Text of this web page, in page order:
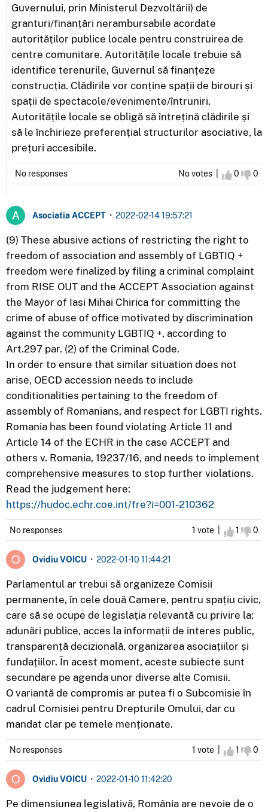
Guvernului, prin Ministerul Dezvoltării) de
granturi/finanțări nerambursabile acordate
autorităților publice locale pentru construirea de
centre comunitare. Autoritățile locale trebuie să
identifice terenurile, Guvernul să finanțeze
construcția. Clădirile vor conține spații de birouri și
spații de spectacole/evenimente/întruniri.
Autoritățile locale se obligă să întrețină clădirile și
să le închirieze preferențial structurilor asociative, la
prețuri accesibile.
No votes | I agree
0 I
0
No responses
Asociatia ACCEPT • 2022-02-14 19:57:21
(9) These abusive actions of restricting the right to
freedom of association and assembly of LGBTIQ +
freedom were finalized by filing a criminal complaint
from RISE OUT and the ACCEPT Association against
the Mayor of Iasi Mihai Chirica for committing the
crime of abuse of office motivated by discrimination
against the community LGBTIQ +, according to
Art.297 par. (2) of the Criminal Code.
In order to ensure that similar situation does not
arise, OECD accession needs to include
conditionalities pertaining to the freedom of
assembly of Romanians, and respect for LGBTI rights.
Romania has been found violating Article 11 and
Article 14 of the ECHR in the case ACCEPT and
others v. Romania, 19237/16, and needs to implement
comprehensive measures to stop further violations.
Read the judgement here:
https://hudoc.echr.coe.int/fre?i=001-210362
1 vote | I agree
1 I
0
No responses
Ovidiu VOICU • 2022-01-10 11:44:21
Parlamentul ar trebui să organizeze Comisii
permanente, în cele două Camere, pentru spațiu civic,
care să se ocupe de legislația relevantă cu privire la:
adunări publice, acces la informații de interes public,
transparență decizională, organizarea asociațiilor și
fundațiilor. În acest moment, aceste subiecte sunt
secundare pe agenda unor diverse alte Comisii.
O variantă de compromis ar putea fi o Subcomisie în
cadrul Comisiei pentru Drepturile Omului, dar cu
mandat clar pe temele menționate.
1 vote | I agree
1 I
0
No responses
Ovidiu VOICU • 2022-01-10 11:42:20
Pe dimensiunea legislativă, România are nevoie de o